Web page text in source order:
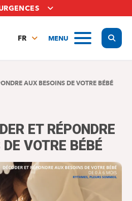
MENU
FR
AUX BESOINS DE VOTRE BÉBÉ
ET RÉPONDRE
VOTRE BÉBÉ